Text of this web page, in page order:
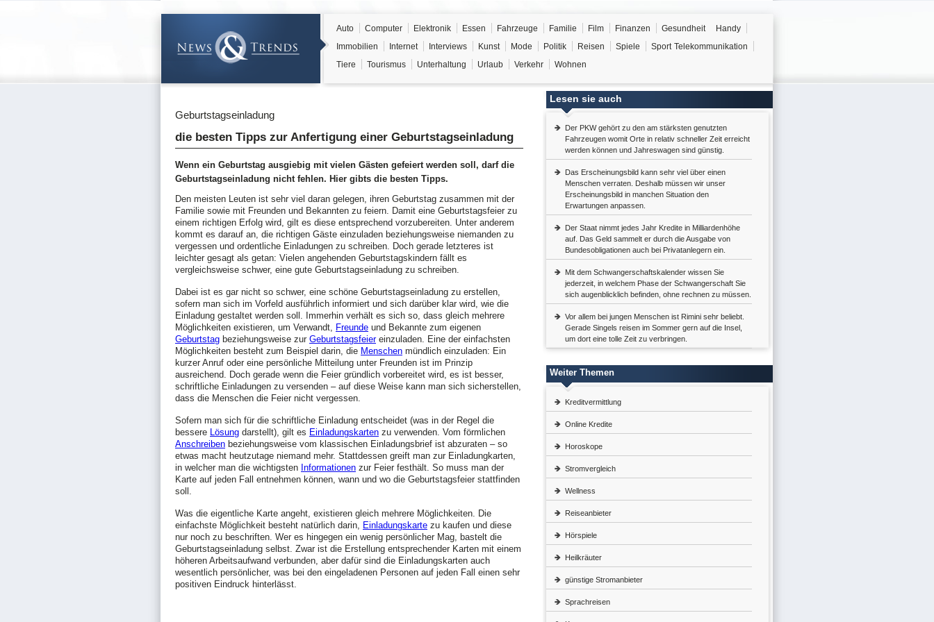
Auto Computer Elektronik Essen Fahrzeuge Familie Film Finanzen Gesundheit
Handy
Immobilien
Internet Interviews Kunst Mode Politik Reisen Spiele Sport Telekommunikation
Tiere
Tourismus Unterhaltung Urlaub Verkehr Wohnen
Geburtstagseinladung
die besten Tipps zur Anfertigung einer Geburtstagseinladung
Wenn ein Geburtstag ausgiebig mit vielen Gästen gefeiert werden soll, darf die
Geburtstagseinladung nicht fehlen. Hier gibts die besten Tipps.
Den meisten Leuten ist sehr viel daran gelegen, ihren Geburtstag zusammen mit der
Familie sowie mit Freunden und Bekannten zu feiern. Damit eine Geburtstagsfeier zu
einem richtigen Erfolg wird, gilt es diese entsprechend vorzubereiten. Unter anderem
kommt es darauf an, die richtigen Gäste einzuladen beziehungsweise niemanden zu
vergessen und ordentliche Einladungen zu schreiben. Doch gerade letzteres ist
leichter gesagt als getan: Vielen angehenden Geburtstagskindern fällt es
vergleichsweise schwer, eine gute Geburtstagseinladung zu schreiben.
Dabei ist es gar nicht so schwer, eine schöne Geburtstagseinladung zu erstellen,
sofern man sich im Vorfeld ausführlich informiert und sich darüber klar wird, wie die
Einladung gestaltet werden soll. Immerhin verhält es sich so, dass gleich mehrere
Möglichkeiten existieren, um Verwandt, Freunde und Bekannte zum eigenen
Geburtstag beziehungsweise zur Geburtstagsfeiereinzuladen. Eine der einfachsten
Möglichkeiten besteht zum Beispiel darin, die Menschen mündlich einzuladen: Ein
kurzer Anruf oder eine persönliche Mitteilung unter Freunden ist im Prinzip
ausreichend. Doch gerade wenn die Feier gründlich vorbereitet wird, es ist besser,
schriftliche Einladungen zu versenden – auf diese Weise kann man sich sicherstellen,
dass die Menschen die Feier nicht vergessen.
Sofern man sich für die schriftliche Einladung entscheidet (was in der Regel die
bessere Lösung darstellt), gilt es Einladungskarten zu verwenden. Vom förmlichen
Anschreiben beziehungsweise vom klassischen Einladungsbrief ist abzuraten – so
etwas macht heutzutage niemand mehr. Stattdessen greift man zur Einladungkarten,
in welcher man die wichtigsten Informationen zur Feier festhält. So muss man der
Karte auf jeden Fall entnehmen können, wann und wo die Geburtstagsfeier stattfinden
soll.
Was die eigentliche Karte angeht, existieren gleich mehrere Möglichkeiten. Die
einfachste Möglichkeit besteht natürlich darin, Einladungskarte zu kaufen und diese
nur noch zu beschriften. Wer es hingegen ein wenig persönlicher Mag, bastelt die
Geburtstagseinladung selbst. Zwar ist die Erstellung entsprechender Karten mit einem
höheren Arbeitsaufwand verbunden, aber dafür sind die Einladungskarten auch
wesentlich persönlicher, was bei den eingeladenen Personen auf jeden Fall einen sehr
positiven Eindruck hinterlässt.
Lesen sie auch
Der PKW gehört zu den am stärksten genutzten
Fahrzeugen womit Orte in relativ schneller Zeit erreicht
werden können und Jahreswagen sind günstig.
Das Erscheinungsbild kann sehr viel über einen
Menschen verraten. Deshalb müssen wir unser
Erscheinungsbild in manchen Situation den
Erwartungen anpassen.
Der Staat nimmt jedes Jahr Kredite in Milliardenhöhe
auf. Das Geld sammelt er durch die Ausgabe von
Bundesobligationen auch bei Privatanlegern ein.
Mit dem Schwangerschaftskalender wissen Sie
jederzeit, in welchem Phase der Schwangerschaft Sie
sich augenblicklich befinden, ohne rechnen zu müssen.
Vor allem bei jungen Menschen ist Rimini sehr beliebt.
Gerade Singels reisen im Sommer gern auf die Insel,
um dort eine tolle Zeit zu verbringen.
Weiter Themen
Kreditvermittlung
Online Kredite
Horoskope
Stromvergleich
Wellness
Reiseanbieter
Hörspiele
Heilkräuter
günstige Stromanbieter
Sprachreisen